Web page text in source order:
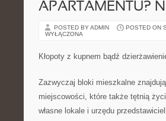
APARTAMENTU?
POSTED BY ADMIN POSTED ON
WYŁĄCZONA
Kłopoty z kupnem bądź
Zazwyczaj bloki mieszkalne
miejscowości, które także tętnią
własne lokale i urzędu